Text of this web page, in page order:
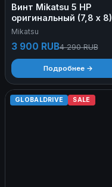
Винт Mikatsu 5 HP
оригинальный (7,8 х 8)
Mikatsu
3 900 RUB4 290 RUB
Подробнее →
GLOBALDRIVE SALE